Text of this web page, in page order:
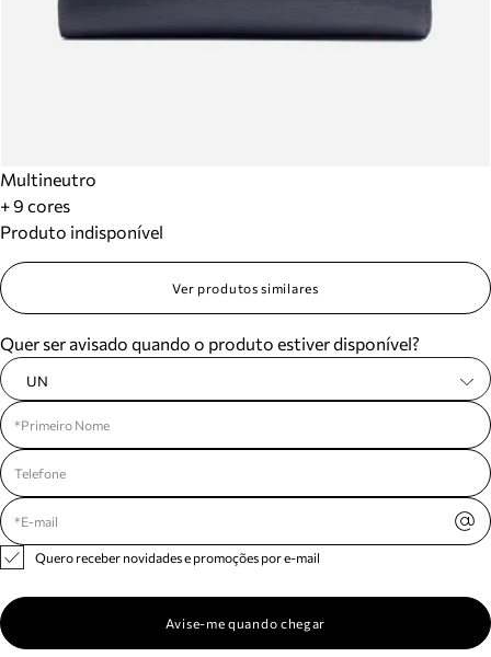
Multineutro
+ 9 cores
Produto indisponível
Ver produtos similares
Quer ser avisado quando o produto estiver disponível?
UN
Quero receber novidades e promoções por e-mail
Avise-me quando chegar